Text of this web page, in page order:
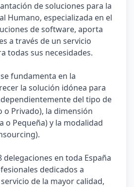
de soluciones para la
Humano, especializada en el
de software, aporta
a través de un servicio
todas sus necesidades.
fundamenta en la
la solución idónea para
del tipo de
o Privado), la dimensión
o Pequeña) y la modalidad
delegaciones en toda España
dedicados a
de la mayor calidad,